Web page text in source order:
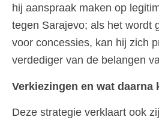
hij aanspraak maken op
tegen Sarajevo; als het wordt
voor concessies, kan hij zich
verdediger van de belangen
Verkiezingen en wat daarna
Deze strategie verklaart ook